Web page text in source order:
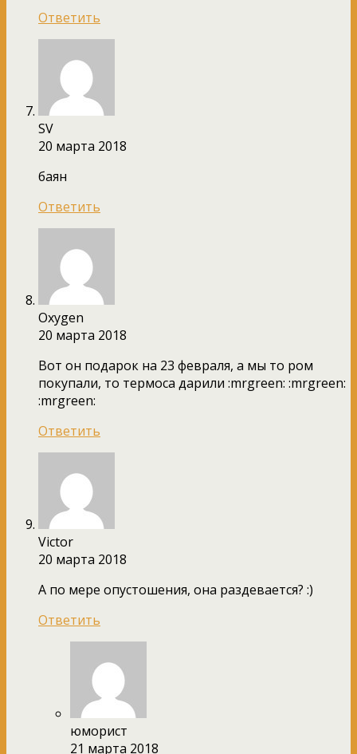
Ответить
SV
20 марта 2018
баян
Ответить
Oxygen
20 марта 2018
Вот он подарок на 23 февраля, а мы то ром
покупали, то термоса дарили :mrgreen: :mrgreen:
:mrgreen:
Ответить
Victor
20 марта 2018
А по мере опустошения, она раздевается? :)
Ответить
юморист
21 марта 2018